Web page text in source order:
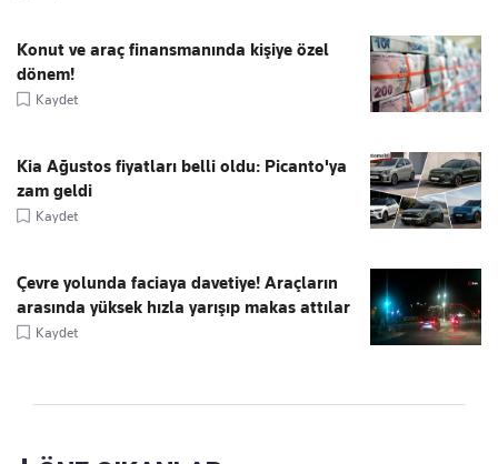
Konut ve araç finansmanında kişiye özel
dönem!
Kaydet
Kia Ağustos fiyatları belli oldu: Picanto'ya
zam geldi
Kaydet
Çevre yolunda faciaya davetiye! Araçların
arasında yüksek hızla yarışıp makas attılar
Kaydet